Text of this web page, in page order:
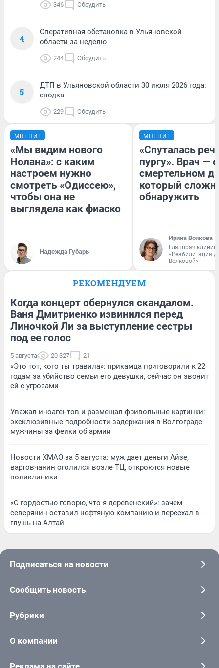
346 Обсудить
4
Оперативная обстановка в Ульяновской
области за неделю
244 Обсудить
5
ДТП в Ульяновской области 30 июля 2026 года:
сводка
229 Обсудить
МНЕНИЕ
«Мы видим нового
Нолана»: с каким
настроем нужно
смотреть «Одиссею»,
чтобы она не
выглядела как фиаско
Надежда Губарь
МНЕНИЕ
«Спуталась
пургу». Врач — о
смертельном
который
обнаружить
Ирина Волкова
Главврач
«Реабилитация
Волковой»
РЕКОМЕНДУЕМ
Когда концерт обернулся скандалом.
Ваня Дмитриенко извинился перед
Линочкой Ли за выступление сестры
под ее голос
5 августа 20 327 21
«Это тот, кого ты травила»: прикамца приговорили к 22
годам за убийство семьи его девушки, сейчас он звонит
ей с угрозами
Уважал иноагентов и размещал фривольные картинки:
эксклюзивные подробности задержания в Волгограде
мужчины за фейки об армии
Новости ХМАО за 5 августа: муж дает деньги Айзе,
вартовчанин оголился возле ТЦ, откроются новые
поликлиники
«С гордостью говорю, что я деревенский»: зачем
северянин оставил нефтяную компанию и переехал в
глушь на Алтай
Подписаться на новости
Сообщить новость
Рубрики
О компании